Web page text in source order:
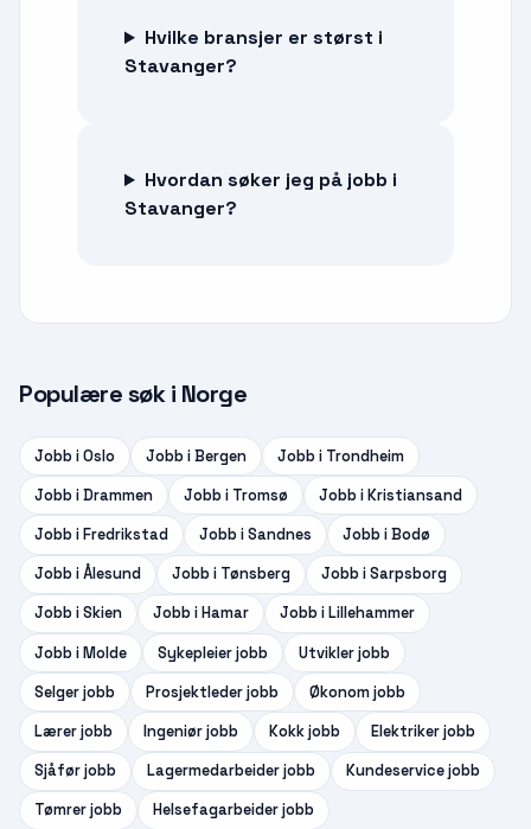
Hvilke bransjer er størst i
Stavanger?
Hvordan søker jeg på jobb i
Stavanger?
Populære søk i Norge
Jobb iOslo Jobb iBergen Jobb i Trondheim
Jobb iDrammen Jobb i Tromsø Jobb iKristiansand
Jobb iFredrikstad Jobb iSandnes Jobb iBodø
Jobb iÅlesund Jobb i Tønsberg Jobb iSarpsborg
Jobb iSkien Jobb iHamar Jobb iLillehammer
Jobb iMolde Sykepleierjobb Utviklerjobb
Selgerjobb Prosjektlederjobb Økonomjobb
Lærerjobb Ingeniørjobb Kokkjobb Elektrikerjobb
Sjåførjobb Lagermedarbeiderjobb Kundeservicejobb
Tømrerjobb Helsefagarbeiderjobb